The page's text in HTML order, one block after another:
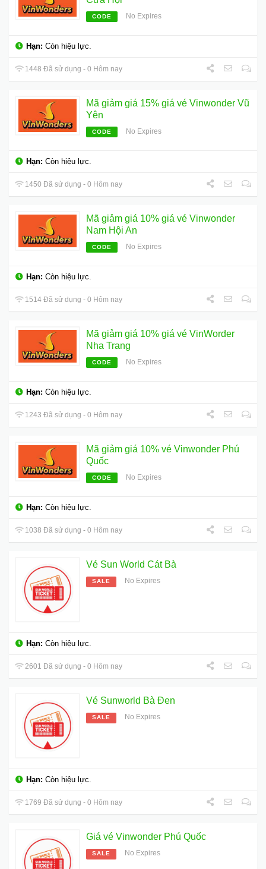
CODE No Expires
Hạn: Còn hiệu lực.
1448 Đã sử dụng - 0 Hôm nay
Mã giảm giá 15% giá vé Vinwonder Vũ
Yên
CODE No Expires
Hạn: Còn hiệu lực.
1450 Đã sử dụng - 0 Hôm nay
Mã giảm giá 10% giá vé Vinwonder
Nam Hội An
CODE No Expires
Hạn: Còn hiệu lực.
1514 Đã sử dụng - 0 Hôm nay
Mã giảm giá 10% giá vé VinWorder
Nha Trang
CODE No Expires
Hạn: Còn hiệu lực.
1243 Đã sử dụng - 0 Hôm nay
Mã giảm giá 10% vé Vinwonder Phú
Quốc
CODE No Expires
Hạn: Còn hiệu lực.
1038 Đã sử dụng - 0 Hôm nay
Vé Sun World Cát Bà
SALE No Expires
Hạn: Còn hiệu lực.
2601 Đã sử dụng - 0 Hôm nay
Vé Sunworld Bà Đen
SALE No Expires
Hạn: Còn hiệu lực.
1769 Đã sử dụng - 0 Hôm nay
Giá vé Vinwonder Phú Quốc
SALE No Expires